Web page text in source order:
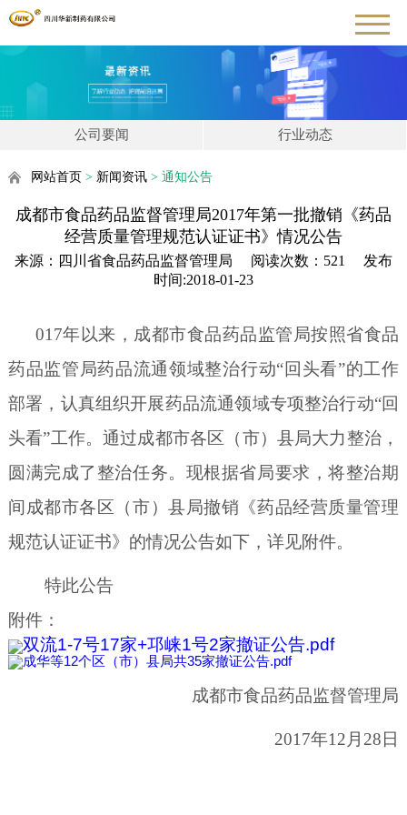
公司要闻 行业动态
网站首页> 新闻资讯> 通知公告
成都市食品药品监督管理局2017年第一批撤销《药品
经营质量管理规范认证证书》情况公告
来源：四川省食品药品监督管理局 阅读次数： 521
发布
时间:2018-01-23
017年以来，成都市食品药品监管局按照省食品
药品监管局药品流通领域整治行动“回头看”的工作
部署，认真组织开展药品流通领域专项整治行动“回
头看”工作。通过成都市各区（市）县局大力整治，
圆满完成了整治任务。现根据省局要求，将整治期
间成都市各区（市）县局撤销《药品经营质量管理
规范认证证书》的情况公告如下，详见附件。
特此公告
附件：
双流1-7号17家+邛崃1号2家撤证公告.pdf
成华等12个区（市）县局共35家撤证公告.pdf
成都市食品药品监督管理局
2017年12 月 28日